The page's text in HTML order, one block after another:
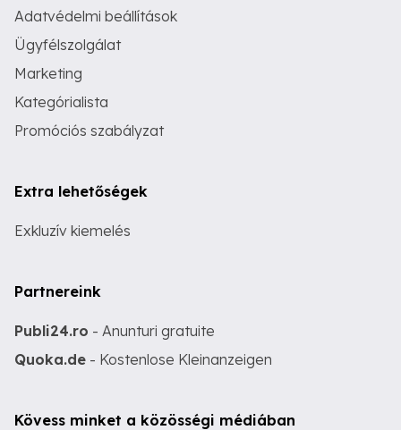
Adatvédelmi beállítások
Ügyfélszolgálat
Marketing
Kategórialista
Promóciós szabályzat
Extra lehetőségek
Exkluzív kiemelés
Partnereink
Publi24.ro - Anunturi gratuite
Quoka.de - Kostenlose Kleinanzeigen
Kövess minket a közösségi médiában